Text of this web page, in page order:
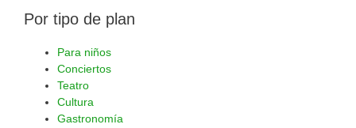
Por tipo de plan
Para niños
Conciertos
Teatro
Cultura
Gastronomía